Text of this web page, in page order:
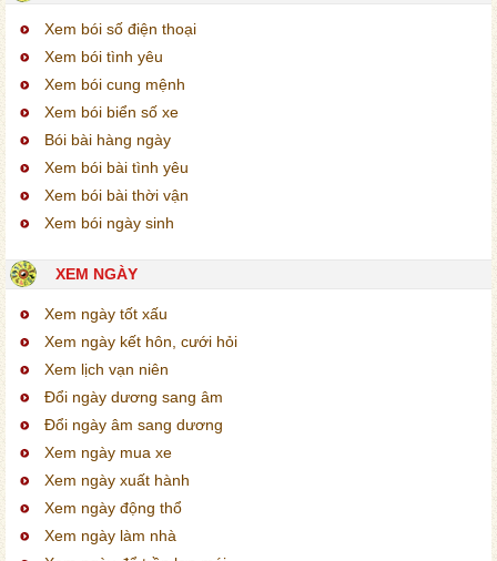
Xem bói số điện thoại
Xem bói tình yêu
Xem bói cung mệnh
Xem bói biển số xe
Bói bài hàng ngày
Xem bói bài tình yêu
Xem bói bài thời vận
Xem bói ngày sinh
XEM NGÀY
Xem ngày tốt xấu
Xem ngày kết hôn, cưới hỏi
Xem lịch vạn niên
Đổi ngày dương sang âm
Đổi ngày âm sang dương
Xem ngày mua xe
Xem ngày xuất hành
Xem ngày động thổ
Xem ngày làm nhà